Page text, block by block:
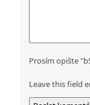
Prosím opište
Leave this field